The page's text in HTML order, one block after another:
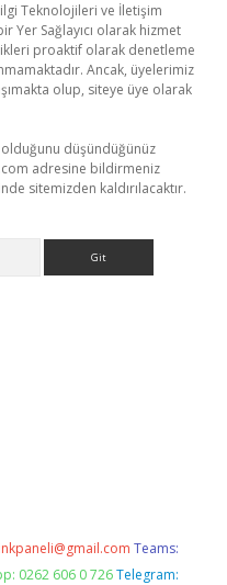
Teknolojileri ve İletişim
Yer Sağlayıcı olarak hizmet
proaktif olarak denetleme
Ancak, üyelerimiz
olup, siteye üye olarak
olduğunu düşündüğünüz
adresine bildirmeniz
sitemizden kaldırılacaktır.
Teams:
0262 606 0 726 Telegram: